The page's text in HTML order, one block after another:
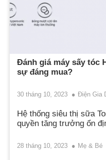
Đánh giá máy sấy tóc
sự đáng mua?
30 tháng 10, 2023 Điện Gia
Hệ thống siêu thị sữa
quyền tăng trưởng ổn
28 tháng 10, 2023 Mẹ & Bé